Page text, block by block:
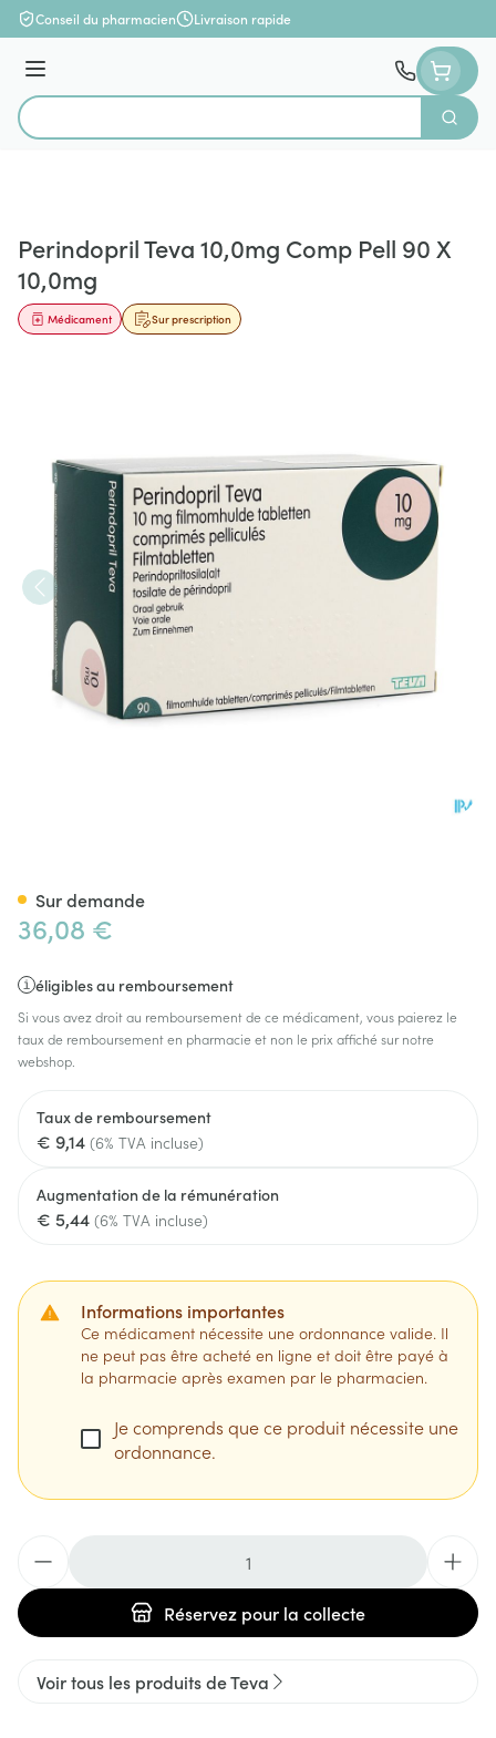
Aller au contenu
Conseil du pharmacien Livraison rapide
Menu
Rechercher
Perindopril Teva 10,0mg Comp Pell 90 X
10,0mg
Sur prescription
Médicament
36,08 €
éligibles au remboursement
Si vous avez droit au remboursement de ce médicament, vous paierez le
taux de remboursement en pharmacie et non le prix affiché sur notre
webshop.
Taux de remboursement
€ 9,14 (6% TVA incluse)
Augmentation de la rémunération
€ 5,44 (6% TVA incluse)
Informations importantes
Ce médicament nécessite une ordonnance valide. Il
ne peut pas être acheté en ligne et doit être payé à
la pharmacie après examen par le pharmacien.
Je comprends que ce produit nécessite une
ordonnance.
Réservez pour la collecte
Sur demande
Voir tous les produits de Teva